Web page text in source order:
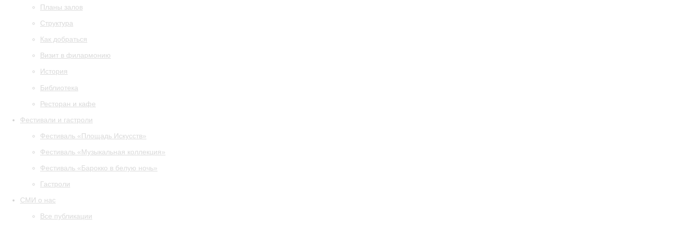
Планы залов
Структура
Как добраться
Визит в филармонию
История
Библиотека
Ресторан и кафе
Фестивали и гастроли
Фестиваль «Площадь Искусств»
Фестиваль «Музыкальная коллекция»
Фестиваль «Барокко в белую ночь»
Гастроли
СМИ о нас
Все публикации